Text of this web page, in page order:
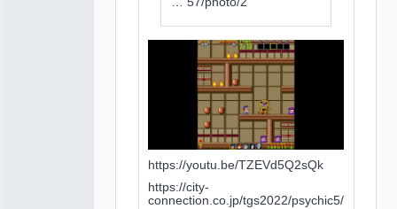
https://youtu.be/TZEVd5Q2sQk
https://city-
connection.co.jp/tgs2022/psychic5/